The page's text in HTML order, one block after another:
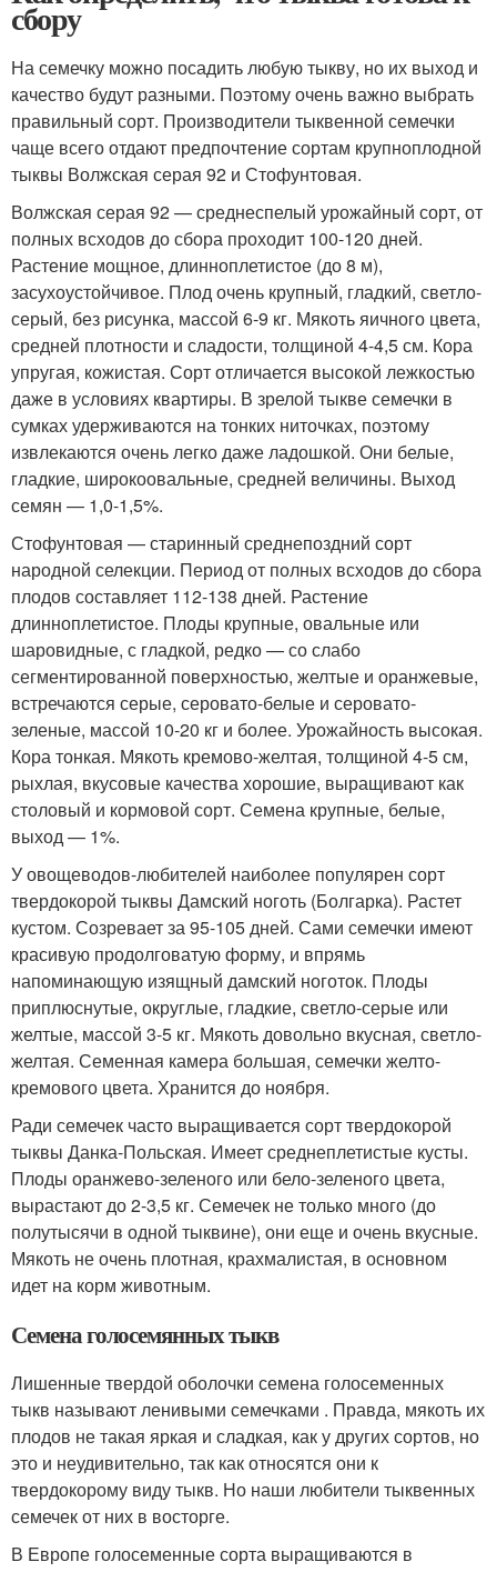
сбору
На семечку можно посадить любую тыкву, но их выход и
качество будут разными. Поэтому очень важно выбрать
правильный сорт. Производители тыквенной семечки
чаще всего отдают предпочтение сортам крупноплодной
тыквы Волжская серая 92 и Стофунтовая.
Волжская серая 92 — среднеспелый урожайный сорт, от
полных всходов до сбора проходит 100-120 дней.
Растение мощное, длинноплетистое (до 8 м),
засухоустойчивое. Плод очень крупный, гладкий, светло-
серый, без рисунка, массой 6-9 кг. Мякоть яичного цвета,
средней плотности и сладости, толщиной 4-4,5 см. Кора
упругая, кожистая. Сорт отличается высокой лежкостью
даже в условиях квартиры. В зрелой тыкве семечки в
сумках удерживаются на тонких ниточках, поэтому
извлекаются очень легко даже ладошкой. Они белые,
гладкие, широкоовальные, средней величины. Выход
семян — 1,0-1,5%.
Стофунтовая — старинный среднепоздний сорт
народной селекции. Период от полных всходов до сбора
плодов составляет 112-138 дней. Растение
длинноплетистое. Плоды крупные, овальные или
шаровидные, с гладкой, редко — со слабо
сегментированной поверхностью, желтые и оранжевые,
встречаются серые, серовато-белые и серовато-
зеленые, массой 10-20 кг и более. Урожайность высокая.
Кора тонкая. Мякоть кремово-желтая, толщиной 4-5 см,
рыхлая, вкусовые качества хорошие, выращивают как
столовый и кормовой сорт. Семена крупные, белые,
выход — 1%.
У овощеводов-любителей наиболее популярен сорт
твердокорой тыквы Дамский ноготь (Болгарка). Растет
кустом. Созревает за 95-105 дней. Сами семечки имеют
красивую продолговатую форму, и впрямь
напоминающую изящный дамский ноготок. Плоды
приплюснутые, округлые, гладкие, светло-серые или
желтые, массой 3-5 кг. Мякоть довольно вкусная, светло-
желтая. Семенная камера большая, семечки желто-
кремового цвета. Хранится до ноября.
Ради семечек часто выращивается сорт твердокорой
тыквы Данка-Польская. Имеет среднеплетистые кусты.
Плоды оранжево-зеленого или бело-зеленого цвета,
вырастают до 2-3,5 кг. Семечек не только много (до
полутысячи в одной тыквине), они еще и очень вкусные.
Мякоть не очень плотная, крахмалистая, в основном
идет на корм животным.
Семена голосемянных тыкв
Лишенные твердой оболочки семена голосеменных
тыкв называют ленивыми семечками . Правда, мякоть их
плодов не такая яркая и сладкая, как у других сортов, но
это и неудивительно, так как относятся они к
твердокорому виду тыкв. Но наши любители тыквенных
семечек от них в восторге.
В Европе голосеменные сорта выращиваются в